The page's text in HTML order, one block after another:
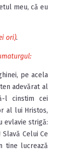
meu, că eu
ori).
pe acela
adevărat al
l cinstim cei
al lui Hristos,
evlavie strigă:
Celui Ce
tine lucrează